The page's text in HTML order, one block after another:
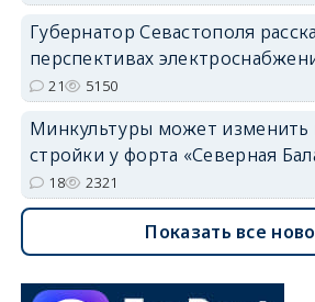
Губернатор Севастополя
перспективах
21 5150
Минкультуры может изменить
стройки у форта «Северная
18 2321
Показать все